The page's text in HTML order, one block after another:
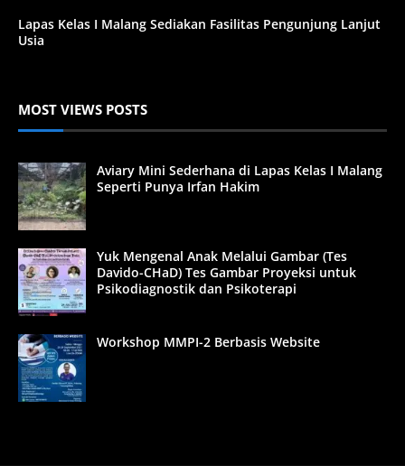
Lapas Kelas I Malang Sediakan Fasilitas Pengunjung Lanjut
Usia
MOST VIEWS POSTS
Aviary Mini Sederhana di Lapas Kelas I Malang
Seperti Punya Irfan Hakim
Yuk Mengenal Anak Melalui Gambar (Tes
Davido-CHaD) Tes Gambar Proyeksi untuk
Psikodiagnostik dan Psikoterapi
Workshop MMPI-2 Berbasis Website